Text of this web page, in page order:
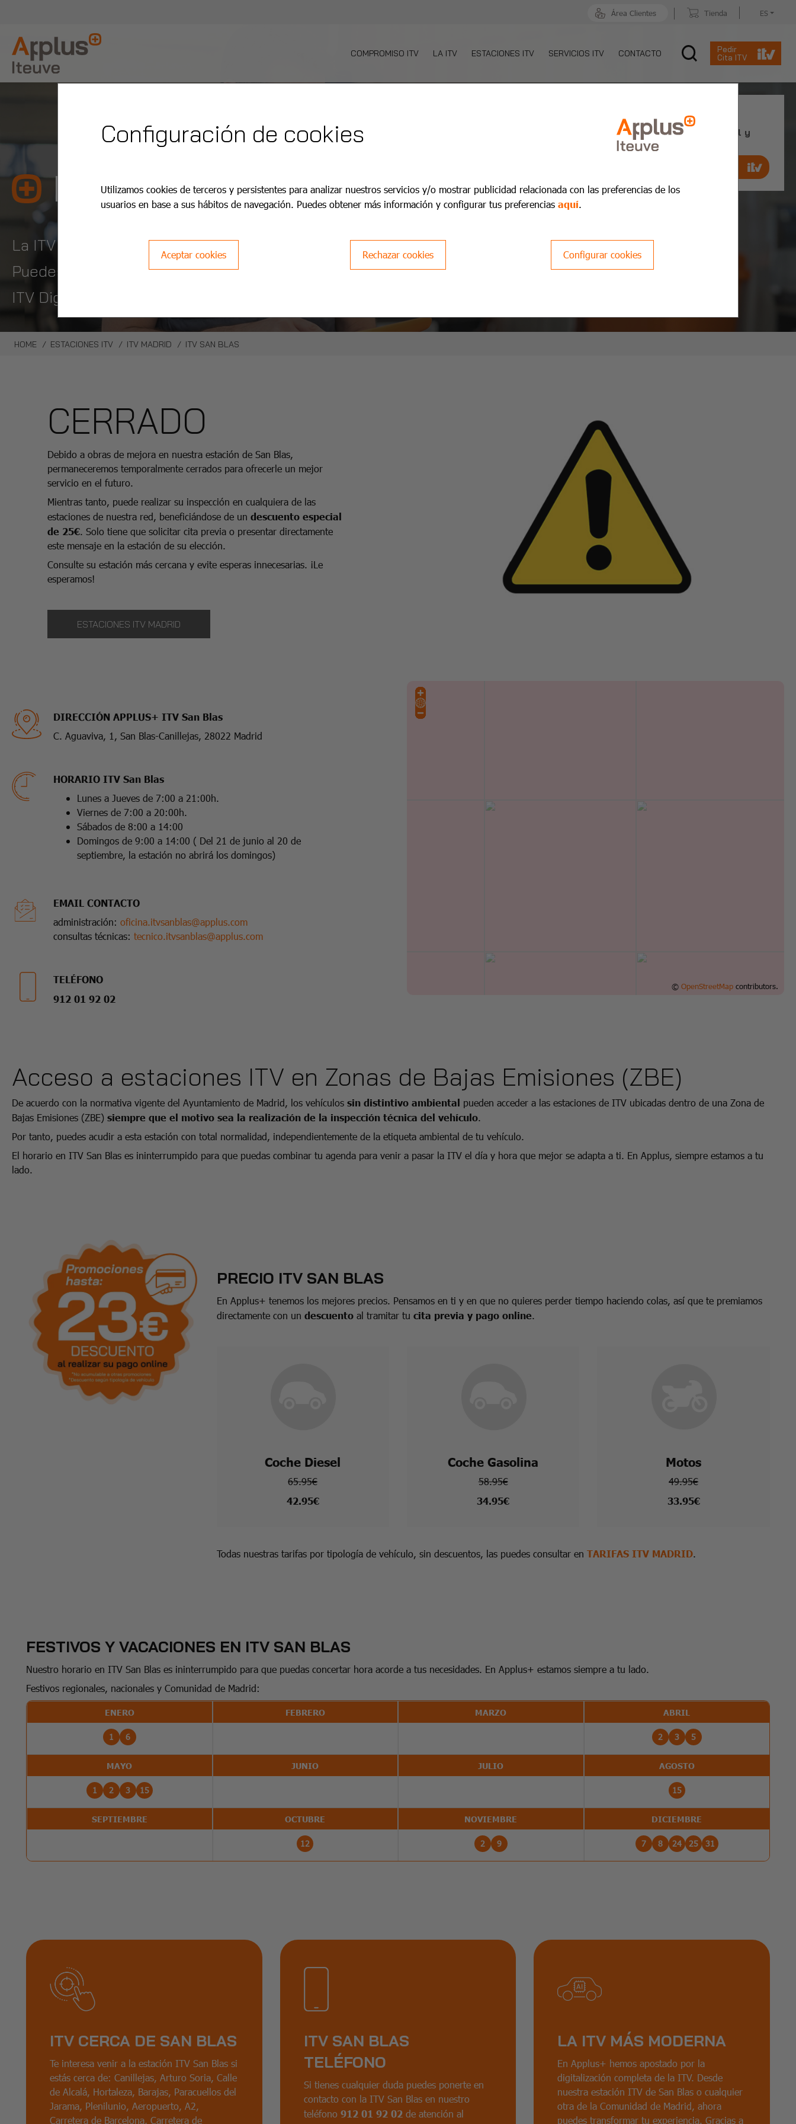
Área Clientes Tienda ES
COMPROMISO ITV LA ITV ESTACIONES ITV SERVICIOS ITV CONTACTO
Pedir
Cita ITV
ITV San Blas
La ITV es más fácil y barata con Applus+.
Puedes pedir hora en un click con nuestra cita online.
ITV Digital, pasa la itv sin bajarte del vehículo, cómodamente.
Cita Previa ITV
Reserva cita previa de manera ágil y
HOME ESTACIONES ITV ITV MADRID ITV SAN BLAS
CERRADO
Debido a obras de mejora en nuestra estación de San Blas,
permaneceremos temporalmente cerrados para ofrecerle un mejor
servicio en el futuro.
Mientras tanto, puede realizar su inspección en cualquiera de las
estaciones de nuestra red, beneficiándose de un descuento especial
de 25€. Solo tiene que solicitar cita previa o presentar directamente
este mensaje en la estación de su elección.
Consulte su estación más cercana y evite esperas innecesarias. ¡Le
esperamos!
ESTACIONES ITV MADRID
DIRECCIÓN APPLUS+ ITV San Blas
C. Aguaviva, 1, San Blas-Canillejas, 28022 Madrid
HORARIO ITV San Blas
Lunes a Jueves de 7:00 a 21:00h.
Viernes de 7:00 a 20:00h.
Sábados de 8:00 a 14:00
Domingos de 9:00 a 14:00 ( Del 21 de junio al 20 de
septiembre, la estación no abrirá los domingos)
EMAIL CONTACTO
administración: oficina.itvsanblas@applus.com
consultas técnicas: tecnico.itvsanblas@applus.com
TELÉFONO
912 01 92 02
© OpenStreetMap contributors.
Acceso a estaciones ITV en Zonas de Bajas Emisiones (ZBE)
De acuerdo con la normativa vigente del Ayuntamiento de Madrid, los vehículos sin distintivo ambiental pueden acceder a las estaciones de ITV ubicadas dentro de una Zona de
Bajas Emisiones (ZBE) siempre que el motivo sea la realización de la inspección técnica del vehículo.
Por tanto, puedes acudir a esta estación con total normalidad, independientemente de la etiqueta ambiental de tu vehículo.
El horario en ITV San Blas es ininterrumpido para que puedas combinar tu agenda para venir a pasar la ITV el día y hora que mejor se adapta a ti. En Applus, siempre estamos a tu
lado.
PRECIO ITV SAN BLAS
En Applus+ tenemos los mejores precios. Pensamos en ti y en que no quieres perder tiempo haciendo colas, así que te premiamos
directamente con un descuentoal tramitar tu cita previa y pago online.
Coche Diesel
65.95€
42.95€
Coche Gasolina
58.95€
34.95€
Motos
49.95€
33.95€
Todas nuestras tarifas por tipología de vehículo, sin descuentos, las puedes consultar en TARIFAS ITV MADRID.
FESTIVOS Y VACACIONES EN ITV SAN BLAS
Nuestro horario en ITV San Blas es ininterrumpido para que puedas concertar hora acorde a tus necesidades. En Applus+ estamos siempre a tu lado.
Festivos regionales, nacionales y Comunidad de Madrid:
ENERO
1 6
FEBRERO MARZO ABRIL
2 3 5
MAYO
1 2 3 15
JUNIO JULIO AGOSTO
15
SEPTIEMBRE OCTUBRE
12
NOVIEMBRE
2 9
DICIEMBRE
7 8 24 25 31
ITV CERCA DE SAN BLAS
Te interesa venir a la estación ITV San Blas si
estás cerca de: Canillejas, Arturo Soria, Calle
de Alcalá, Hortaleza, Barajas, Paracuellos del
Jarama, Plenilunio, Aeropuerto, A2,
Carretera de Barcelona, Carretera de
ITV SAN BLAS
TELÉFONO
Si tienes cualquier duda puedes ponerte en
contacto con la ITV San Blas en nuestro
teléfono 912 01 92 02 de atención al
LA ITV MÁS MODERNA
En Applus+ hemos apostado por la
digitalización completa de la ITV. Desde
nuestra estación ITV de San Blas o cualquier
otra de la Comunidad de Madrid, ahora
puedes transformar tu experiencia. Gracias a
Configuración de cookies
Utilizamos cookies de terceros y persistentes para analizar nuestros servicios y/o mostrar publicidad relacionada con las preferencias de los
usuarios en base a sus hábitos de navegación. Puedes obtener más información y configurar tus preferencias aquí.
Aceptar cookies Rechazar cookies Configurar cookies